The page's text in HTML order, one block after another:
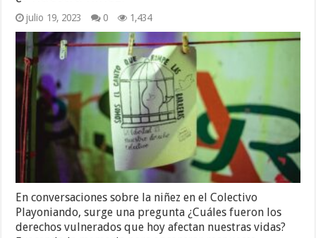
julio 19, 2023 0 1,434
En conversaciones sobre la niñez en el Colectivo
Playoniando, surge una pregunta ¿Cuáles fueron los
derechos vulnerados que hoy afectan nuestras vidas?